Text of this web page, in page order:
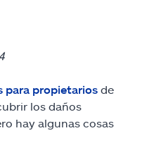
para propietarios de
los daños
hay algunas cosas